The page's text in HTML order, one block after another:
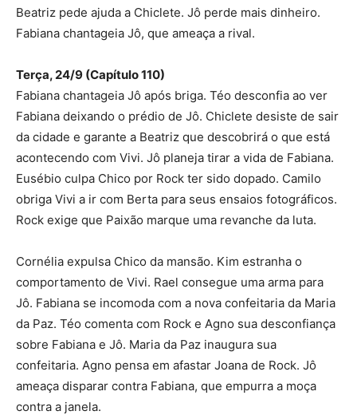
Beatriz pede ajuda a Chiclete. Jô perde mais dinheiro.
Fabiana chantageia Jô, que ameaça a rival.
Terça, 24/9 (Capítulo 110)
Fabiana chantageia Jô após briga. Téo desconfia ao ver
Fabiana deixando o prédio de Jô. Chiclete desiste de sair
da cidade e garante a Beatriz que descobrirá o que está
acontecendo com Vivi. Jô planeja tirar a vida de Fabiana.
Eusébio culpa Chico por Rock ter sido dopado. Camilo
obriga Vivi a ir com Berta para seus ensaios fotográficos.
Rock exige que Paixão marque uma revanche da luta.
Cornélia expulsa Chico da mansão. Kim estranha o
comportamento de Vivi. Rael consegue uma arma para
Jô. Fabiana se incomoda com a nova confeitaria da Maria
da Paz. Téo comenta com Rock e Agno sua desconfiança
sobre Fabiana e Jô. Maria da Paz inaugura sua
confeitaria. Agno pensa em afastar Joana de Rock. Jô
ameaça disparar contra Fabiana, que empurra a moça
contra a janela.